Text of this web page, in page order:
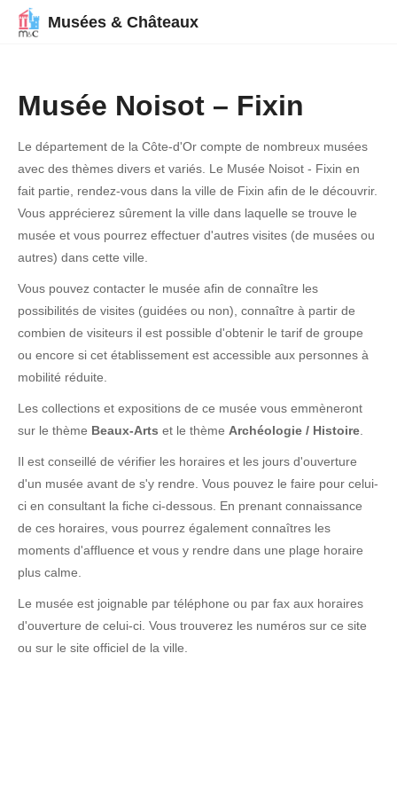
Musées & Châteaux
Musée Noisot – Fixin
Le département de la Côte-d'Or compte de nombreux musées
avec des thèmes divers et variés. Le Musée Noisot - Fixin en
fait partie, rendez-vous dans la ville de Fixin afin de le découvrir.
Vous apprécierez sûrement la ville dans laquelle se trouve le
musée et vous pourrez effectuer d'autres visites (de musées ou
autres) dans cette ville.
Vous pouvez contacter le musée afin de connaître les
possibilités de visites (guidées ou non), connaître à partir de
combien de visiteurs il est possible d'obtenir le tarif de groupe
ou encore si cet établissement est accessible aux personnes à
mobilité réduite.
Les collections et expositions de ce musée vous emmèneront
sur le thème Beaux-Arts et le thème Archéologie / Histoire
Il est conseillé de vérifier les horaires et les jours d'ouverture
d'un musée avant de s'y rendre. Vous pouvez le faire pour celui-
ci en consultant la fiche ci-dessous. En prenant connaissance
de ces horaires, vous pourrez également connaîtres les
moments d'affluence et vous y rendre dans une plage horaire
plus calme.
Le musée est joignable par téléphone ou par fax aux horaires
d'ouverture de celui-ci. Vous trouverez les numéros sur ce site
ou sur le site officiel de la ville.